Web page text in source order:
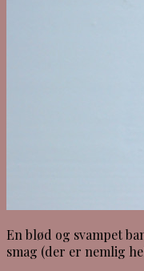
En blød og svampet
smag (der er nemlig